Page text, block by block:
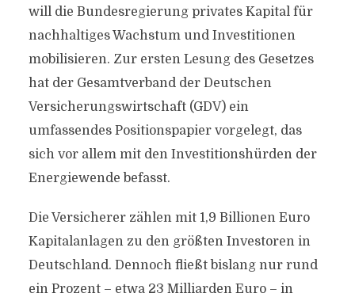
will die Bundesregierung privates Kapital für
nachhaltiges Wachstum und Investitionen
mobilisieren. Zur ersten Lesung des Gesetzes
hat der Gesamtverband der Deutschen
Versicherungswirtschaft (GDV) ein
umfassendes Positionspapier vorgelegt, das
sich vor allem mit den Investitionshürden der
Energiewende befasst.
Die Versicherer zählen mit 1,9 Billionen Euro
Kapitalanlagen zu den größten Investoren in
Deutschland. Dennoch fließt bislang nur rund
ein Prozent – etwa 23 Milliarden Euro – in